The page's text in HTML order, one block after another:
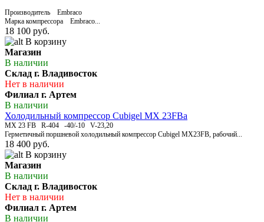
Производитель Embraco
Марка компрессора Embraco...
18 100 руб.
В корзину
Магазин
В наличии
Склад г. Владивосток
Нет в наличии
Филиал г. Артем
В наличии
Холодильный компрессор Cubigel MX 23FBа
MX 23 FB R-404 -40/-10 V-23,20
Герметичный поршневой холодильный компрессор Cubigel MX23FB, рабочий...
18 400 руб.
В корзину
Магазин
В наличии
Склад г. Владивосток
Нет в наличии
Филиал г. Артем
В наличии